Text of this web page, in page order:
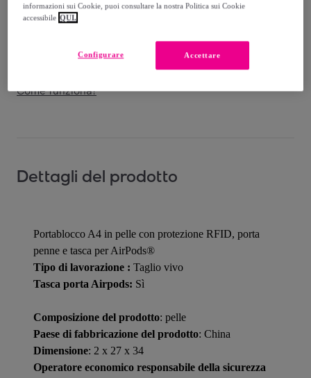
Spedizione gratuita
Consegna: tra il10/08
Come funziona?
Dettagli del prodotto
Portablocco A4 in pelle con protezione RFID, porta
penne e tasca per AirPods®
Tipo di lavorazione : Taglio vivo
Tasca porta Airpods: Sì
Composizione del prodotto: pelle
Paese di fabbricazione del prodotto: China
Dimensione: 2 x 27 x 34
Operatore economico responsabile della sicurezza
informazioni sui Cookie, puoi consultare la nostra Politica sui Cookie
accessibile QUI.
Accettare
Configurare